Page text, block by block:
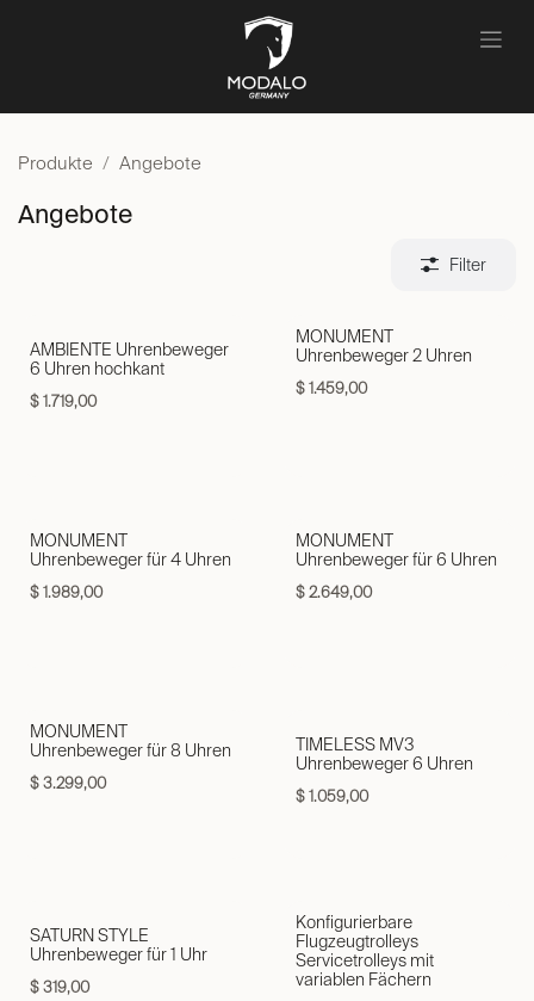
Produkte Angebote
Angebote
Filter
AMBIENTE Uhrenbeweger
6 Uhren hochkant
$1.719,00
MONUMENT
Uhrenbeweger 2 Uhren
$1.459,00
Neu!
MONUMENT
Uhrenbeweger für 4 Uhren
$1.989,00
MONUMENT
Uhrenbeweger für 6 Uhren
$2.649,00
MONUMENT
Uhrenbeweger für 8 Uhren
$3.299,00
TIMELESS MV3
Uhrenbeweger 6 Uhren
$1.059,00
SATURN STYLE
Uhrenbeweger für 1 Uhr
$319,00
Konfigurierbare
Flugzeugtrolleys
Servicetrolleys mit
variablen Fächern